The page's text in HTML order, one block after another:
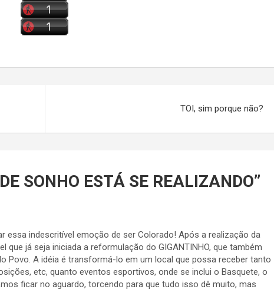
TOI, sim porque não?
SONHO ESTÁ SE REALIZANDO”
essa indescritível emoção de ser Colorado! Após a realização da
que já seja iniciada a reformulação do GIGANTINHO, que também
Povo. A idéia é transformá-lo em um local que possa receber tanto
etc, quanto eventos esportivos, onde se inclui o Basquete, o
ficar no aguardo, torcendo para que tudo isso dê muito, mas